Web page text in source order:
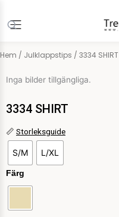
innehåll
Hem / Julklappstips / 3334 SHIRT
Inga bilder tillgängliga.
3334 SHIRT
📏 Storleksguide
S/M L/XL
Färg
3334
SHIRT
mängd